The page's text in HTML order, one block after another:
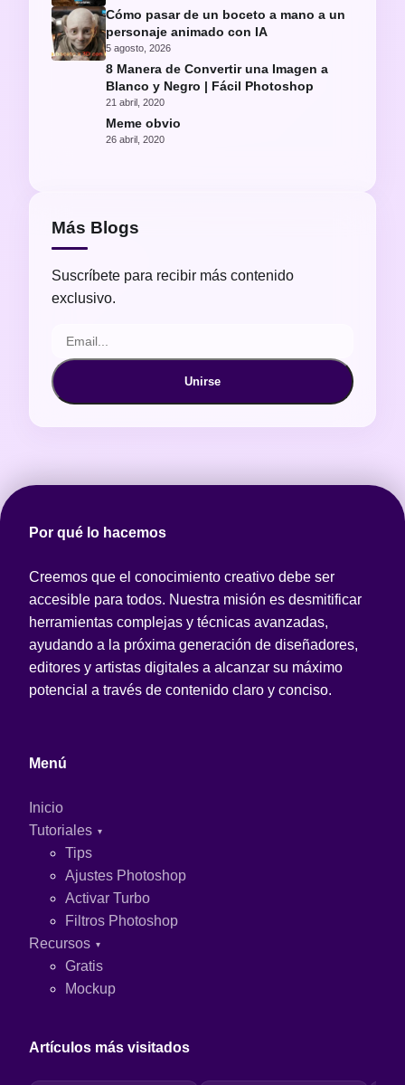
Cómo pasar de un boceto a mano a un
personaje animado con IA
5 agosto, 2026
8 Manera de Convertir una Imagen a
Blanco y Negro | Fácil Photoshop
21 abril, 2020
Meme obvio
26 abril, 2020
Más Blogs
Suscríbete para recibir más contenido
exclusivo.
Unirse
Por qué lo hacemos
Creemos que el conocimiento creativo debe ser
accesible para todos. Nuestra misión es desmitificar
herramientas complejas y técnicas avanzadas,
ayudando a la próxima generación de diseñadores,
editores y artistas digitales a alcanzar su máximo
potencial a través de contenido claro y conciso.
Menú
Inicio
Tutoriales
Tips
Ajustes Photoshop
Activar Turbo
Filtros Photoshop
Recursos
Gratis
Mockup
Artículos más visitados